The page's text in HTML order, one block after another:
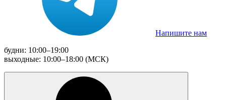
Напишите нам
будни: 10:00–19:00
выходные: 10:00–18:00 (МСК)